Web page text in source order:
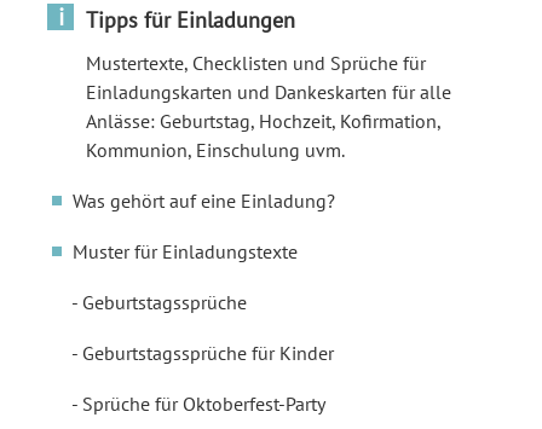
i Tipps für Einladungen
Mustertexte, Checklisten und Sprüche für
Einladungskarten und Dankeskarten für alle
Anlässe: Geburtstag, Hochzeit, Kofirmation,
Kommunion, Einschulung uvm.
Was gehört auf eine Einladung?
Muster für Einladungstexte
Geburtstagssprüche
Geburtstagssprüche für Kinder
Sprüche für Oktoberfest-Party